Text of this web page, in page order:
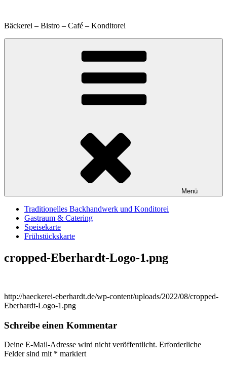
springen
Bäckerei – Bistro – Café – Konditorei
Menü
Traditionelles Backhandwerk und Konditorei
Gastraum & Catering
Speisekarte
Frühstückskarte
cropped-Eberhardt-Logo-1.png
http://baeckerei-eberhardt.de/wp-content/uploads/2022/08/cropped-
Eberhardt-Logo-1.png
Schreibe einen Kommentar
Deine E-Mail-Adresse wird nicht veröffentlicht. Erforderliche
Felder sind mit * markiert